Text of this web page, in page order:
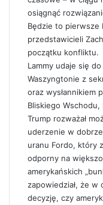
osiągnąć
Będzie to pierwsze
przedstawicieli
początku konfliktu.
Lammy udaje się
Waszyngtonie z
oraz wysłannikiem
Bliskiego Wschodu,
Trump rozważał
uderzenie w
uranu Fordo, który
odporny na
amerykańskich
zapowiedział, że
decyzję, czy